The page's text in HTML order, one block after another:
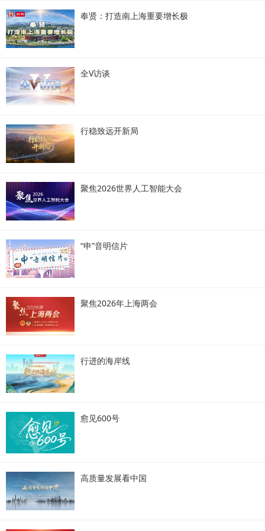
奉贤：打造南上海重要增长极
全V访谈
行稳致远开新局
聚焦2026世界人工智能大会
“申”音明信片
聚焦2026年上海两会
行进的海岸线
愈见600号
高质量发展看中国